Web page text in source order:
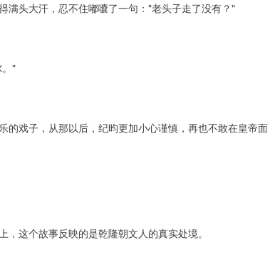
满头大汗，忍不住嘟囔了一句："老头子走了没有？"
"
戏子，从那以后，纪昀更加小心谨慎，再也不敢在皇帝面
这个故事反映的是乾隆朝文人的真实处境。